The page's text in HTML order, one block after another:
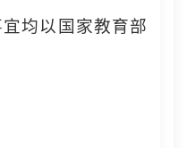
均以国家教育部